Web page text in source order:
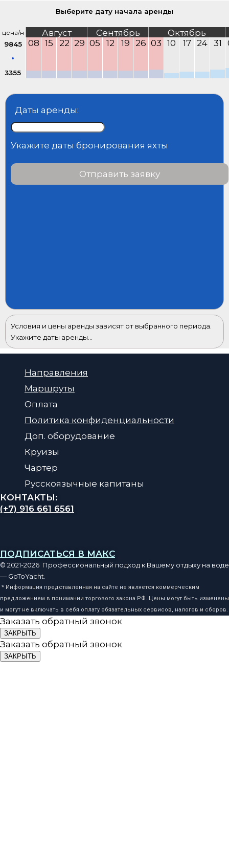
Выберите дату начала аренды
цена/н
9845
3355
Август Сентябрь
Октябрь
08 15 22 29 05 12 19 26 03 10 17 24 31
Даты аренды:
Укажите даты бронирования яхты
Отправить заявку
Условия и цены аренды зависят от выбранного периода.
Укажите даты аренды...
Направления
Маршруты
Оплата
Политика конфиденциальности
Доп. оборудование
Круизы
Чартер
Русскоязычные капитаны
КОНТАКТЫ:
(+7) 916 661 6561
ПОДПИСАТЬСЯ В МАКС
© 2021-2026 Профессиональный подход к Вашему отдыху на воде
— GoToYacht.
* Информация представленная на сайте не является коммерческим
предложением в понимании торгового закона РФ. Цены могут быть изменены
и могут не включать в себя оплату обязательных сервисов, налогов и сборов.
Заказать обратный звонок
ЗАКРЫТЬ
Заказать обратный звонок
ЗАКРЫТЬ